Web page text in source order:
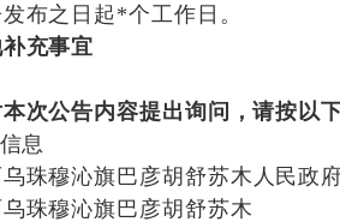
布之日起*个工作日。
充事宜
次公告内容提出询问，请按以
息
珠穆沁旗巴彦胡舒苏木人民政
珠穆沁旗巴彦胡舒苏木